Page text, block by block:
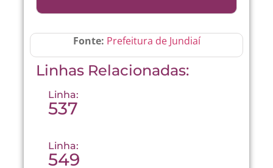
Fonte: Prefeitura de Jundiaí
Linhas Relacionadas:
Linha:
537
Linha:
549